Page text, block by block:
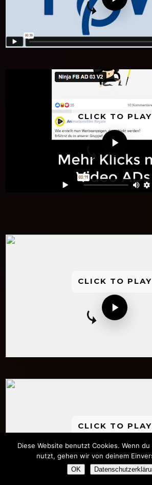
CLICK TO PLAY
CLICK TO PLAY
CLICK TO PLAY
Diese Website benutzt Cookies. Wenn
nutzt, gehen wir von deinem
OK